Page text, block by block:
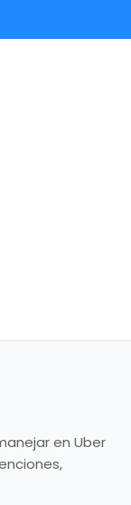
en Uber